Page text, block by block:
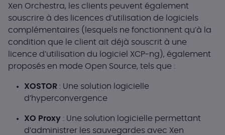
Xen Orchestra, les clients peuvent également
souscrire à des licences d’utilisation de logiciels
complémentaires (lesquels ne fonctionnent qu’à la
condition que le client ait déjà souscrit à une
licence d’utilisation du logiciel XCP-ng), également
proposés en mode Open Source, tels que :
XOSTOR : Une solution logicielle
d’hyperconvergence
XO Proxy : Une solution logicielle permettant
d’administrer les sauvegardes avec Xen